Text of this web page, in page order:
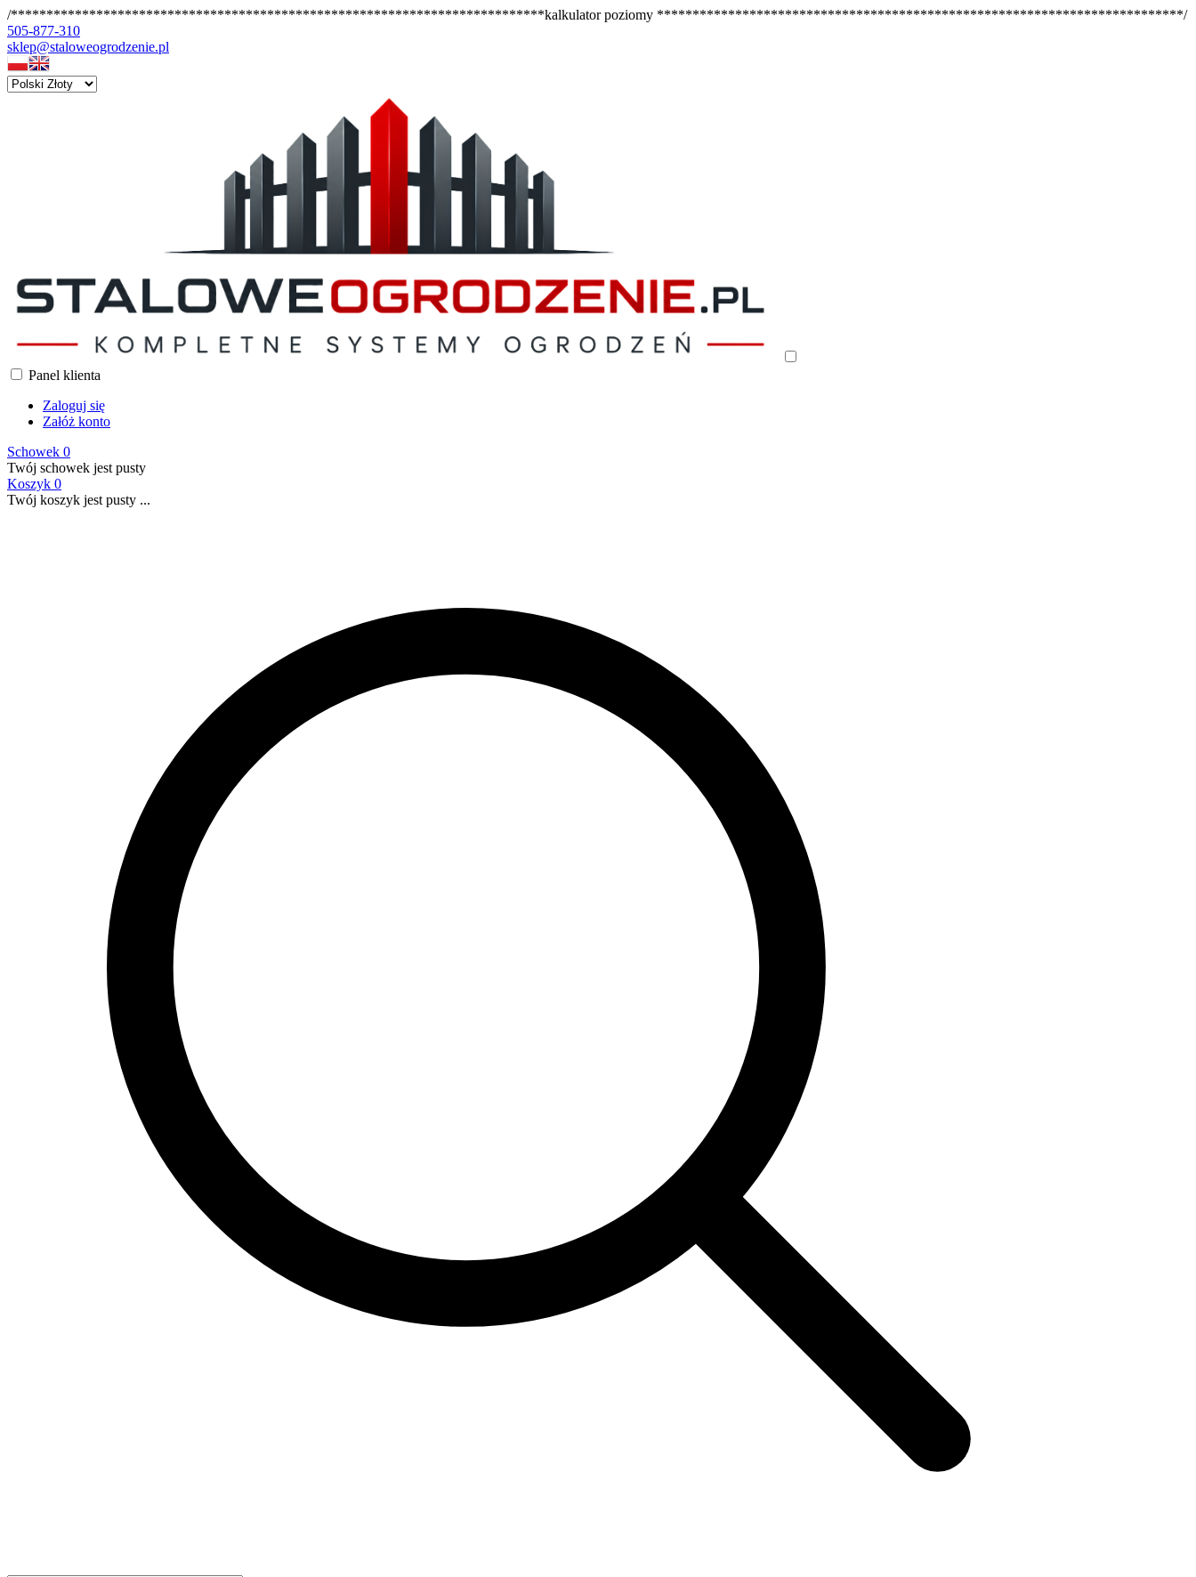
/***************************************************************************kalkulator poziomy **************************************************************************/
505-877-310
sklep@staloweogrodzenie.pl
Panel klienta
Zaloguj się
Załóż konto
Schowek 0
Twój schowek jest pusty
Koszyk 0
Twój koszyk jest pusty ...